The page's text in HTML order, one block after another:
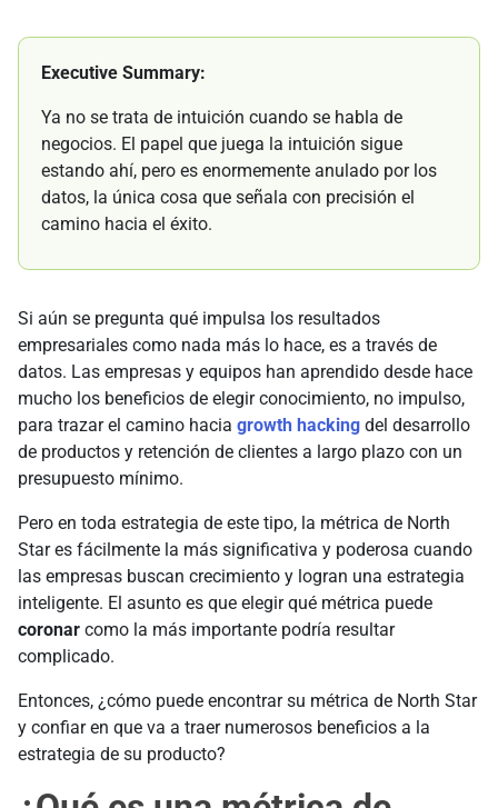
Executive Summary:
Ya no se trata de intuición cuando se habla de
negocios. El papel que juega la intuición sigue
estando ahí, pero es enormemente anulado por los
datos, la única cosa que señala con precisión el
camino hacia el éxito.
Si aún se pregunta qué impulsa los resultados
empresariales como nada más lo hace, es a través de
datos. Las empresas y equipos han aprendido desde hace
mucho los beneficios de elegir conocimiento, no impulso,
para trazar el camino hacia growth hacking del desarrollo
de productos y retención de clientes a largo plazo con un
presupuesto mínimo.
Pero en toda estrategia de este tipo, la métrica de North
Star es fácilmente la más significativa y poderosa cuando
las empresas buscan crecimiento y logran una estrategia
inteligente. El asunto es que elegir qué métrica puede
coronar como la más importante podría resultar
complicado.
Entonces, ¿cómo puede encontrar su métrica de North Star
y confiar en que va a traer numerosos beneficios a la
estrategia de su producto?